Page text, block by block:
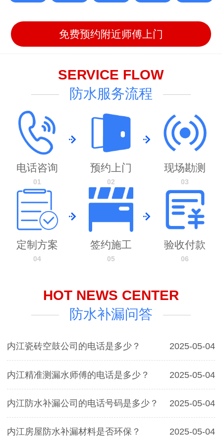
免费预约附近师傅上门
About us
关于我们
务于一体的现代化防水企业，致力于为内江家庭及商业空间提供高效、环
保的防水解决方案。凭借创新工艺与专业团队，内江域盾防水已为万千家
庭解决渗漏烦恼，用科技重塑安心生活。内江域盾防水的核心业务包括：
家庭全场景防水、高压注浆防水、微创不砸砖技术、AI智能侧漏检测、瓷
砖空鼓修复系统。涵盖厨卫、阳台、屋顶等渗漏高发区，采用高分子防水
涂料与自研抗渗配方，形成双重防护层，质保期长达8-10年。运用智能
注浆设备精准定位渗漏点，通过高分子纳米材料快速填充裂缝，尤其适用
于地下室、管道周边等隐蔽工程渗水治理。独创瓷砖面渗透结晶工艺，无
需破坏原有装修，2小时快速修复卫生间漏水，施工后即用即干，解决传
统维修扰民痛点。配备红外热成像仪、湿度分析仪等先进设备，30分钟
内精准定位隐蔽漏水点，检测精度达98%，避免盲目开挖造成的二次损
失。采用高压注浆+负压吸附专利技术，有效填充基层空隙，恢复瓷砖平
整度，施工后承重强度提升40%，杜绝脱落风险。 内江地区免费上门勘
查看更多>>
SERVICE FLOW
防水服务流程
电话咨询
01
预约上门
02
现场勘测
03
定制方案
04
签约施工
05
验收付款
06
HOT NEWS CENTER
防水补漏问答
内江瓷砖空鼓公司的电话是多少？ 2025-05-04
内江精准测漏水师傅的电话是多少？ 2025-05-04
内江防水补漏公司的电话号码是多少？ 2025-05-04
内江房屋防水补漏材料是否环保？ 2025-05-04